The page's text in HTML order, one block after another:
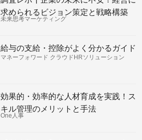
求められるビジョン策定と戦略構築
未来思考マーケティング
給与の支給・控除がよく分かるガイド
マネーフォワード クラウドHRソリューション
効果的・効率的な人材育成を実践！ス
キル管理のメリットと手法
One人事